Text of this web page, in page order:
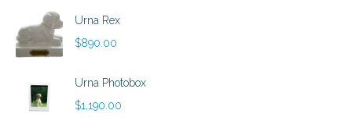
Urna Rex
$890.00
Urna Photobox
$1,190.00